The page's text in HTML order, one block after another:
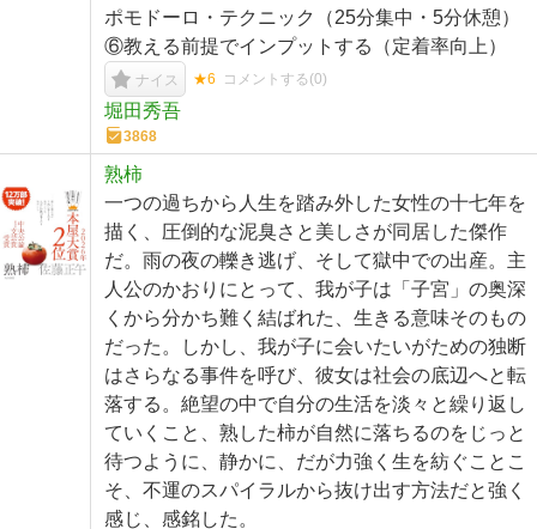
ポモドーロ・テクニック（25分集中・5分休憩）
⑥教える前提でインプットする（定着率向上）
ナイス ★6 コメントする(0)
堀田秀吾
3868
熟柿
一つの過ちから人生を踏み外した女性の十七年を
描く、圧倒的な泥臭さと美しさが同居した傑作
だ。雨の夜の轢き逃げ、そして獄中での出産。主
人公のかおりにとって、我が子は「子宮」の奥深
くから分かち難く結ばれた、生きる意味そのもの
だった。しかし、我が子に会いたいがための独断
はさらなる事件を呼び、彼女は社会の底辺へと転
落する。絶望の中で自分の生活を淡々と繰り返し
ていくこと、熟した柿が自然に落ちるのをじっと
待つように、静かに、だが力強く生を紡ぐことこ
そ、不運のスパイラルから抜け出す方法だと強く
感じ、感銘した。